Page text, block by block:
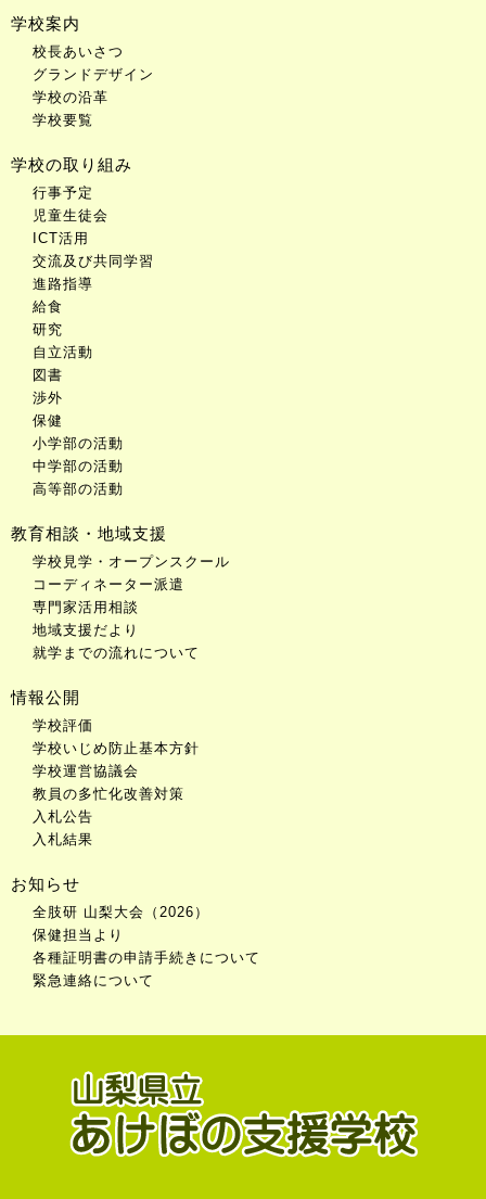
学校案内
校長あいさつ
グランドデザイン
学校の沿革
学校要覧
学校の取り組み
行事予定
児童生徒会
ICT活用
交流及び共同学習
進路指導
給食
研究
自立活動
図書
渉外
保健
小学部の活動
中学部の活動
高等部の活動
教育相談・地域支援
学校見学・オープンスクール
コーディネーター派遣
専門家活用相談
地域支援だより
就学までの流れについて
情報公開
学校評価
学校いじめ防止基本方針
学校運営協議会
教員の多忙化改善対策
入札公告
入札結果
お知らせ
全肢研 山梨大会（2026）
保健担当より
各種証明書の申請手続きについて
緊急連絡について